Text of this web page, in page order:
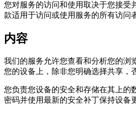
您对服务的访问和使用取决于您接受
款适用于访问或使用服务的所有访问
内容
我们的服务允许您查看和分析您的浏
您的设备上，除非您明确选择共享，
您负责您设备的安全和存储在其上的
密码并使用最新的安全补丁保持设备